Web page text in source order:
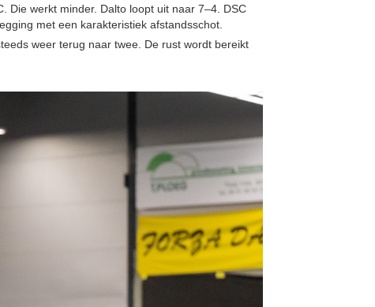
Die werkt minder. Dalto loopt uit naar 7–4. DSC
met een karakteristiek afstandsschot.
weer terug naar twee. De rust wordt bereikt